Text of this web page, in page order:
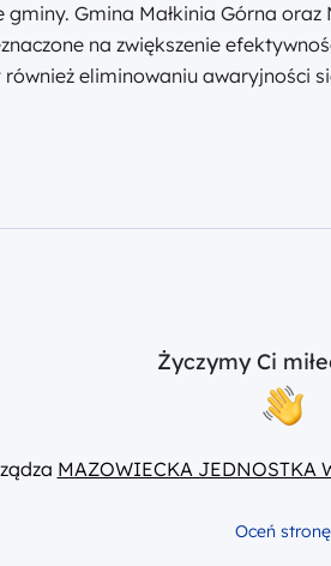
Gmina Małkinia Górna oraz
na zwiększenie
również eliminowaniu
Życzymy Ci
MAZOWIECKA JEDNOSTKA
Oceń stronę